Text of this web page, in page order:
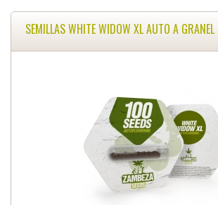
SEMILLAS WHITE WIDOW XL AUTO A GRANEL